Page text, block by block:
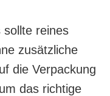
sollte reines
zusätzliche
die Verpackung
das richtige